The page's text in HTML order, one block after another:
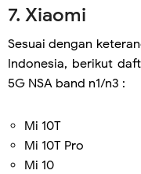
7. Xiaomi
Sesuai dengan
Indonesia, berikut
5G NSA band n1/n3 :
Mi 10T
Mi 10T Pro
Mi 10